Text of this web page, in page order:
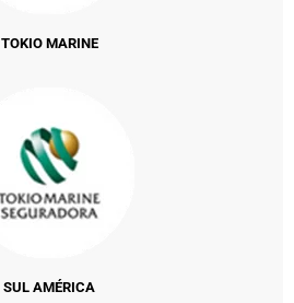
TOKIO MARINE
SUL AMÉRICA